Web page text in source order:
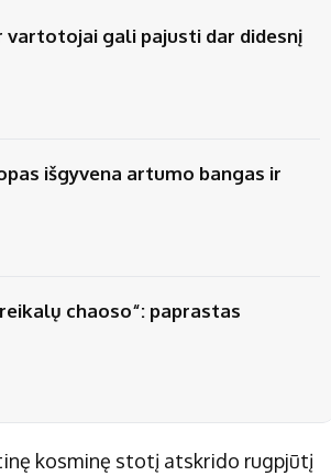
vartotojai gali pajusti dar didesnį
išgyvena artumo bangas ir
chaoso“: paprastas
kosminę stotį atskrido rugpjūtį